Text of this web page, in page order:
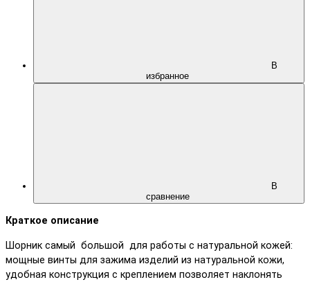
В
избранное
В
сравнение
Краткое описание
Шорник самый большой для работы с натуральной кожей:
мощные винты для зажима изделий из натуральной кожи,
удобная конструкция с креплением позволяет наклонять